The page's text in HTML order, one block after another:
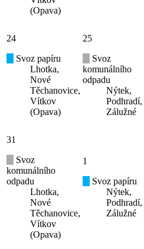
(Opava)
24
Svoz papíru
Lhotka,
Nové
Těchanovice,
Vítkov
(Opava)
25
Svoz
komunálního
odpadu
Nýtek,
Podhradí,
Zálužné
31
Svoz
komunálního
odpadu
Lhotka,
Nové
Těchanovice,
Vítkov
(Opava)
1
Svoz papíru
Nýtek,
Podhradí,
Zálužné